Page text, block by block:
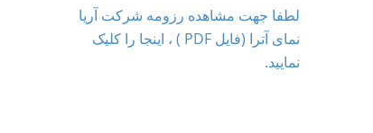
لطفا جهت مشاهده رزومه شرکت آریا
نمای آترا (فایل PDF ) ، اینجا را کلیک
نمایید.